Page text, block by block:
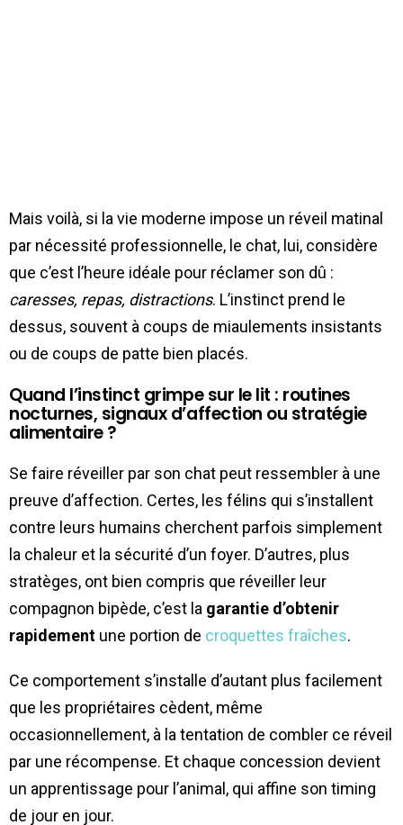
Mais voilà, si la vie moderne impose un réveil matinal
par nécessité professionnelle, le chat, lui, considère
que c’est l’heure idéale pour réclamer son dû :
caresses, repas, distractions. L’instinct prend le
dessus, souvent à coups de miaulements insistants
ou de coups de patte bien placés.
Quand l’instinct grimpe sur le lit : routines
nocturnes, signaux d’affection ou stratégie
alimentaire ?
Se faire réveiller par son chat peut ressembler à une
preuve d’affection. Certes, les félins qui s’installent
contre leurs humains cherchent parfois simplement
la chaleur et la sécurité d’un foyer. D’autres, plus
stratèges, ont bien compris que réveiller leur
compagnon bipède, c’est la garantie d’obtenir
rapidement une portion de croquettes fraîches.
Ce comportement s’installe d’autant plus facilement
que les propriétaires cèdent, même
occasionnellement, à la tentation de combler ce réveil
par une récompense. Et chaque concession devient
un apprentissage pour l’animal, qui affine son timing
de jour en jour.